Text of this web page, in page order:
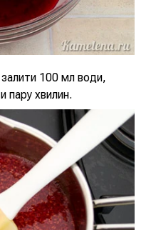
100 мл води,
пару хвилин.